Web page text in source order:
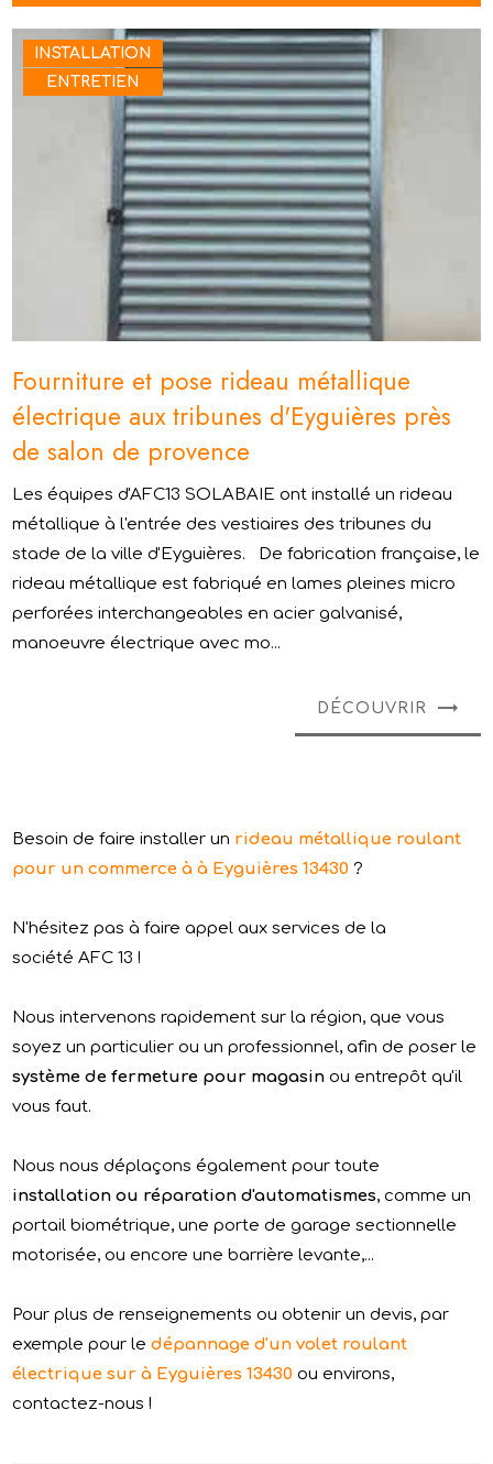
INSTALLATION
ENTRETIEN
Fourniture et pose rideau métallique
électrique aux tribunes d'Eyguières près
de salon de provence
Les équipes d'AFC13 SOLABAIE ont installé un rideau
métallique à l'entrée des vestiaires des tribunes du
stade de la ville d'Eyguières. De fabrication française, le
rideau métallique est fabriqué en lames pleines micro
perforées interchangeables en acier galvanisé,
manoeuvre électrique avec mo...
DÉCOUVRIR
Besoin de faire installer un rideau métallique roulant
pour un commerce à à Eyguières 13430 ?
N'hésitez pas à faire appel aux services de la
société AFC 13 !
Nous intervenons rapidement sur la région, que vous
soyez un particulier ou un professionnel, afin de poser le
système de fermeture pour magasin ou entrepôt qu'il
vous faut.
Nous nous déplaçons également pour toute
installation ou réparation d'automatismes, comme un
portail biométrique, une porte de garage sectionnelle
motorisée, ou encore une barrière levante,...
Pour plus de renseignements ou obtenir un devis, par
exemple pour ledépannage d'un volet roulant
électrique sur à Eyguières 13430 ou environs,
contactez-nous !